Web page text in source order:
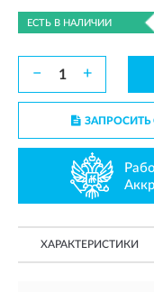
ЕСТЬ В НАЛИЧИИ
− +
ЗАПРОСИТЬ
ХАРАКТЕРИСТИКИ